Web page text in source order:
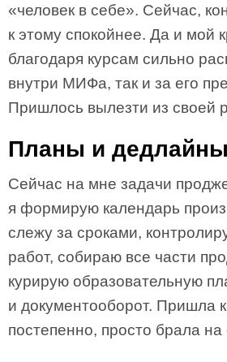
«человек в себе». Сейчас,
к этому спокойнее. Да и мой
благодаря курсам сильно
внутри МИФа, так и за его
Пришлось вылезти из своей
Планы и дедлайны
Сейчас на мне задачи
я формирую календарь
слежу за сроками,
работ, собираю все части
курирую образовательную
и документооборот. Пришла к
постепенно, просто брала